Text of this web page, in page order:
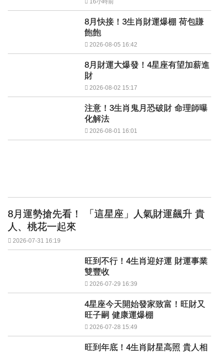
16小時前
8月快接！3生肖財運爆棚 荷包賺
飽飽
2026-08-05 16:42
8月財運大爆發！4星座有望加薪進
財
2026-08-02 15:17
注意！3生肖鬼月恐破財 命理師曝
化解法
2026-08-01 16:01
8月運勢搶先看！ 「這星座」人氣財運飆升 貴
人、桃花一起來
2026-07-31 16:19
旺到不行！4生肖迎好運 財運事業
雙豐收
2026-07-29 16:39
4星座今天開始發家致富！旺財又
旺子嗣 健康運爆棚
2026-07-28 15:49
旺到年底！4生肖財星高照 貴人相